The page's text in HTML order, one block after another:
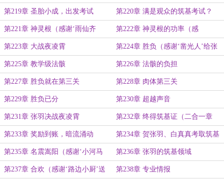
第219章 圣胎小成，出发考试 第220章 满是观众的筑基考试？
第221章 神灵根（感谢‘雨仙齐
天’送给白真真10双外置灵根袜）
第222章 神灵根的功率（感
谢‘nudge’打赏的盟主）
第223章 大战夜凌霄 第224章 胜负（感谢‘凿光人’给张
羽转账并送白真真8双丝袜成盟主）
第225章 教学级法骸 第226章 法骸的负担
第227章 胜负就在第三关 第228章 肉体第三关
第229章 胜负已分 第230章 超越声音
第231章 张羽决战夜凌霄 第232章 终得筑基证（二合一章
节）
第233章 奖励到账，暗流涌动 第234章 贺张羽、白真真考取筑基
资格证成功
第235章 名震嵩阳（感谢‘小河马
233’打赏的盟主）
第236章 张羽的筑基领域
第237章 合欢（感谢‘路边小厨’送 第238章 专业情报